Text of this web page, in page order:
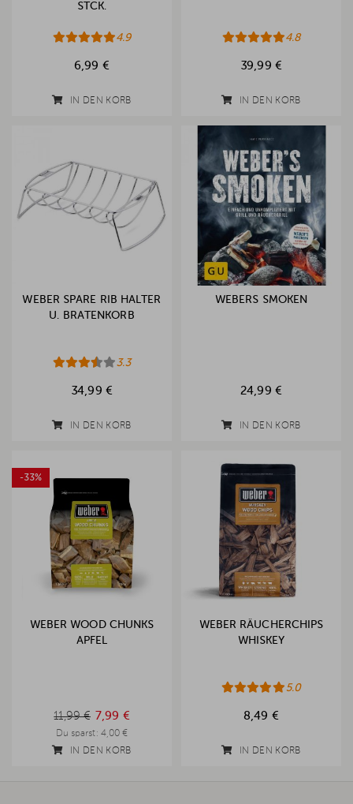
STCK.
4.9
6,99 €
IN DEN KORB
4.8
39,99 €
IN DEN KORB
WEBER SPARE RIB HALTER
U. BRATENKORB
3.3
34,99 €
IN DEN KORB
WEBERS SMOKEN
24,99 €
IN DEN KORB
-33%
WEBER WOOD CHUNKS
APFEL
11,99 € 7,99 €
Du sparst: 4,00 €
IN DEN KORB
WEBER RÄUCHERCHIPS
WHISKEY
5.0
8,49 €
IN DEN KORB